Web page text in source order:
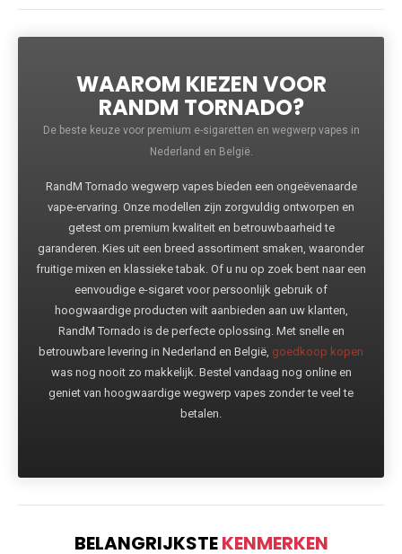
WAAROM KIEZEN VOOR
RANDM TORNADO?
De beste keuze voor premium e-sigaretten en wegwerp vapes in
Nederland en België.
RandM Tornado wegwerp vapes bieden een ongeëvenaarde
vape-ervaring. Onze modellen zijn zorgvuldig ontworpen en
getest om premium kwaliteit en betrouwbaarheid te
garanderen. Kies uit een breed assortiment smaken, waaronder
fruitige mixen en klassieke tabak. Of u nu op zoek bent naar een
eenvoudige e-sigaret voor persoonlijk gebruik of
hoogwaardige producten wilt aanbieden aan uw klanten,
RandM Tornado is de perfecte oplossing. Met snelle en
betrouwbare levering in Nederland en België, goedkoop kopen
was nog nooit zo makkelijk. Bestel vandaag nog online en
geniet van hoogwaardige wegwerp vapes zonder te veel te
betalen.
BELANGRIJKSTEKENMERKEN